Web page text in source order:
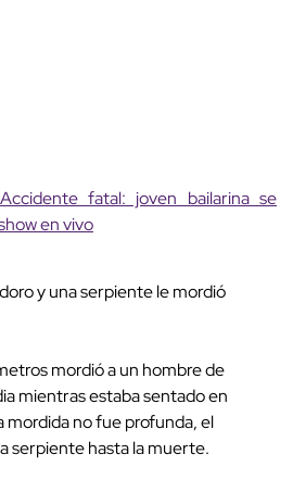
Accidente fatal: joven bailarina se
en vivo
y una serpiente le mordió
mordió a un hombre de
mientras estaba sentado en
mordida no fue profunda, el
serpiente hasta la muerte.